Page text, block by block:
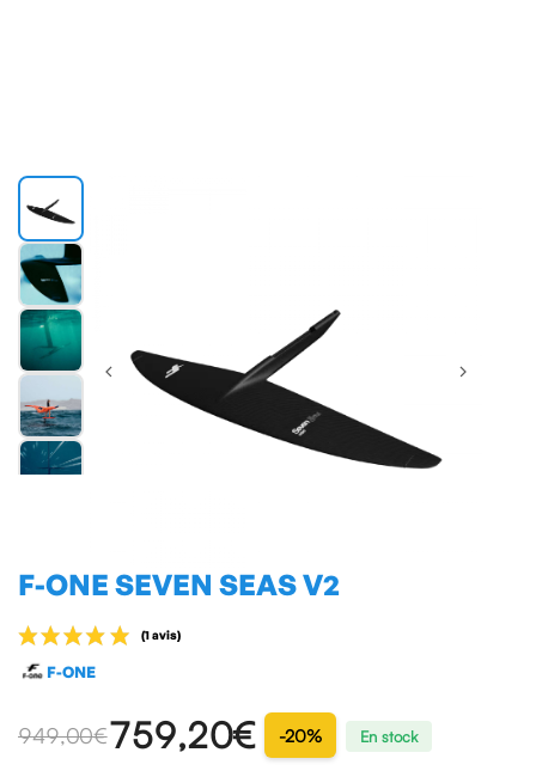
F-ONE SEVEN SEAS V2
F-ONE
949,00 €759,20 € -20% En stock